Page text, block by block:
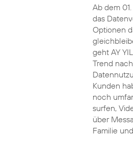
Ab dem
das
Optionen
geht AY
Trend
Kunden
noch
surfen,
über
Familie